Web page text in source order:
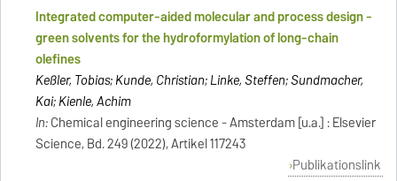
Integrated computer-aided molecular and process design -
green solvents for the hydroformylation of long-chain
olefines
Keßler, Tobias; Kunde, Christian; Linke, Steffen; Sundmacher,
Kai; Kienle, Achim
In:Chemical engineering science - Amsterdam [u.a.] : Elsevier
Science, Bd. 249 (2022), Artikel 117243
Publikationslink